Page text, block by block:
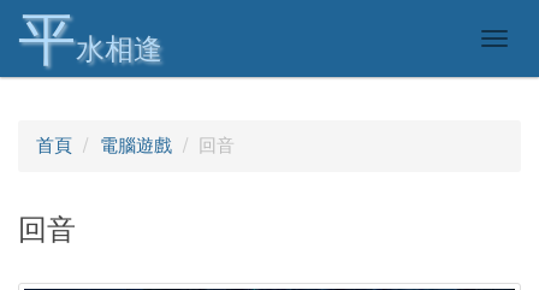
平水相逢
首頁 電腦遊戲 回音
回音